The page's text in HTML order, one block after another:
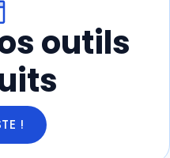
outils
!